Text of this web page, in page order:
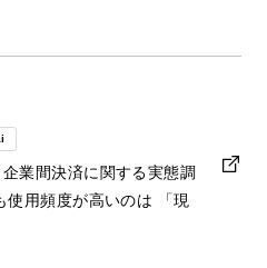
業間決済に関する実態調
用頻度が高いのは 「現